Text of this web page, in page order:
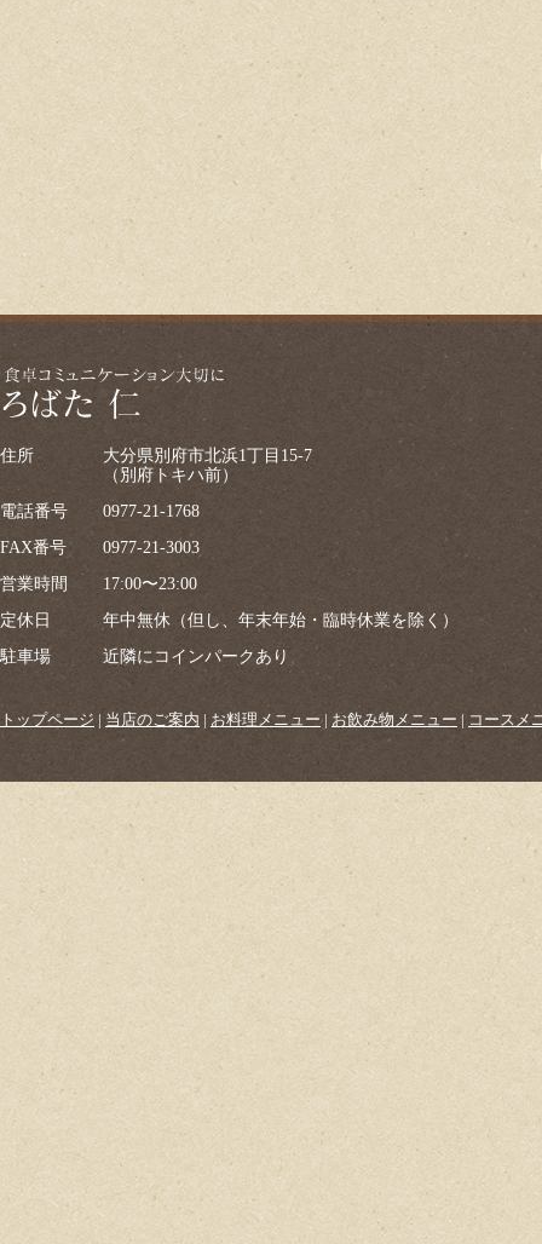
住所
大分県別府市北浜1丁目15-7
（別府トキハ前）
電話番号
0977-21-1768
FAX番号
0977-21-3003
営業時間
17:00〜23:00
定休日
年中無休（但し、年末年始・臨時休業を除く）
駐車場
近隣にコインパークあり
トップページ | 当店のご案内 | お料理メニュー | お飲み物メニュー | コースメ